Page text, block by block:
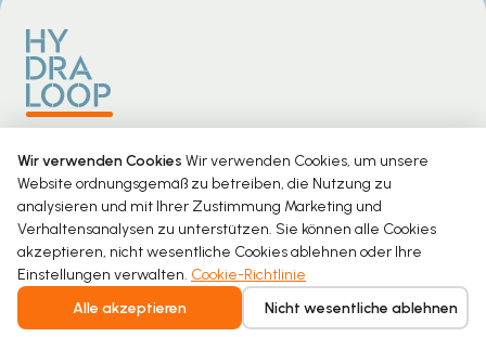
buildings. Safe, seamless, and built for
everyday comfort.
Copyright © 2026 Hydraloop. Alle Rechte vorbehalten.
Wir verwenden Cookies Wir verwenden Cookies, um unsere
Website ordnungsgemäß zu betreiben, die Nutzung zu
analysieren und mit Ihrer Zustimmung Marketing und
Verhaltensanalysen zu unterstützen. Sie können alle Cookies
akzeptieren, nicht wesentliche Cookies ablehnen oder Ihre
Einstellungen verwalten. Cookie-Richtlinie
Alle akzeptieren
Nicht wesentliche ablehnen